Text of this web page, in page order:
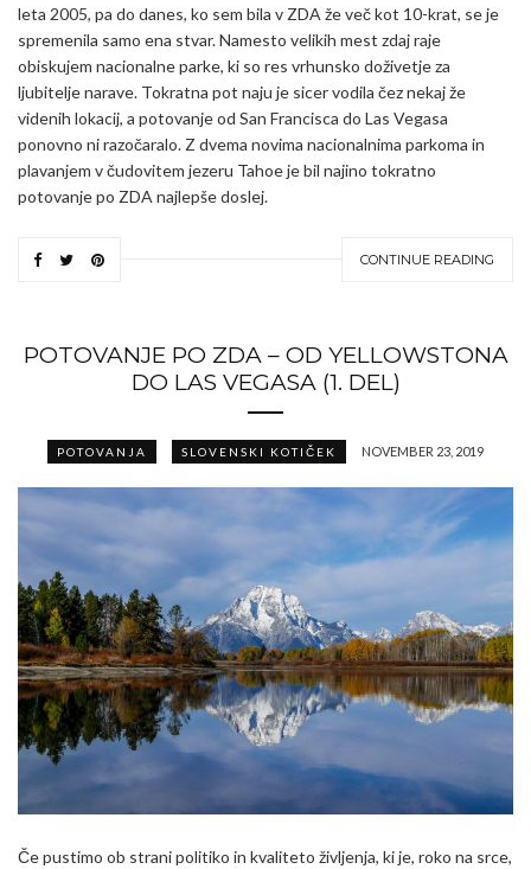
leta 2005, pa do danes, ko sem bila v ZDA že več kot 10-krat, se je
spremenila samo ena stvar. Namesto velikih mest zdaj raje
obiskujem nacionalne parke, ki so res vrhunsko doživetje za
ljubitelje narave. Tokratna pot naju je sicer vodila čez nekaj že
videnih lokacij, a potovanje od San Francisca do Las Vegasa
ponovno ni razočaralo. Z dvema novima nacionalnima parkoma in
plavanjem v čudovitem jezeru Tahoe je bil najino tokratno
potovanje po ZDA najlepše doslej.
CONTINUE READING
POTOVANJE PO ZDA – OD YELLOWSTONA
DO LAS VEGASA (1. DEL)
POTOVANJA SLOVENSKI KOTIČEK NOVEMBER 23, 2019
Če pustimo ob strani politiko in kvaliteto življenja, ki je, roko na srce,